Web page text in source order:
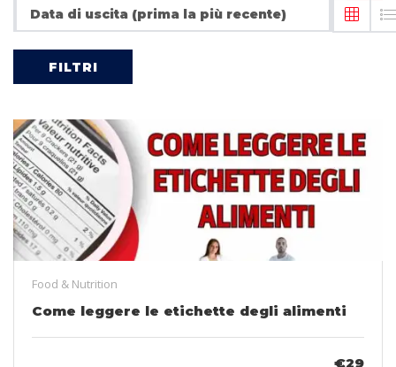
Data di uscita (prima la più recente)
FILTRI
Food & Nutrition
Come leggere le etichette degli alimenti
€29